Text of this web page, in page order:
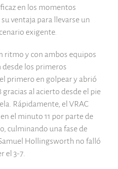
en los momentos
ventaja para llevarse un
exigente.
ritmo y con ambos equipos
los primeros
primero en golpear y abrió
al acierto desde el pie
Rápidamente, el VRAC
el minuto 11 por parte de
culminando una fase de
Hollingsworth no falló
el 3-7.